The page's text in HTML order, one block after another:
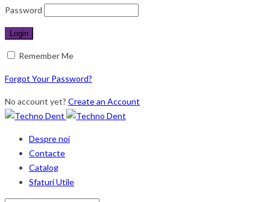
Password
Remember Me
Forgot Your Password?
No account yet? Create an Account
Despre noi
Contacte
Catalog
Sfaturi Utile